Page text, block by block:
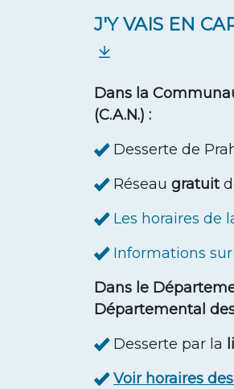
J'Y VAIS EN
Dans la
(C.A.N.) :
Desserte de
Réseau gratuit
Les horaires de
Informations sur
Dans le
Départemental
Desserte par la
Voir horaires